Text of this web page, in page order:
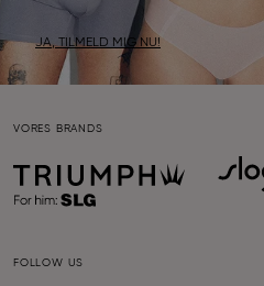
JA, TILMELD MIG NU!
VORES BRANDS
FOLLOW US